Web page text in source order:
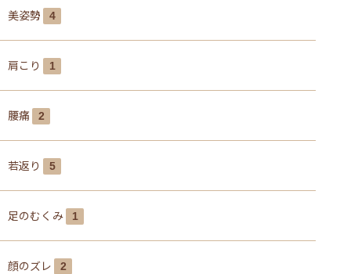
美姿勢 4
肩こり 1
腰痛 2
若返り 5
足のむくみ 1
顔のズレ 2